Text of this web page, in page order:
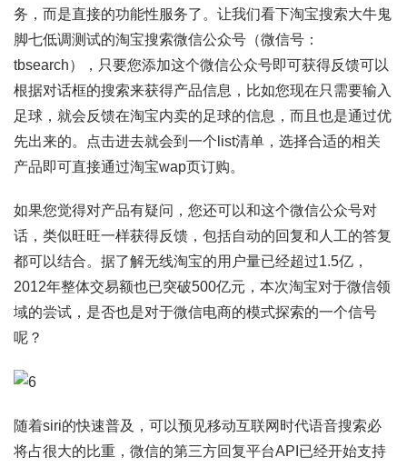
务，而是直接的功能性服务了。让我们看下淘宝搜索大牛鬼
脚七低调测试的淘宝搜索微信公众号（微信号：
tbsearch），只要您添加这个微信公众号即可获得反馈可以
根据对话框的搜索来获得产品信息，比如您现在只需要输入
足球，就会反馈在淘宝内卖的足球的信息，而且也是通过优
先出来的。点击进去就会到一个list清单，选择合适的相关
产品即可直接通过淘宝wap页订购。
如果您觉得对产品有疑问，您还可以和这个微信公众号对
话，类似旺旺一样获得反馈，包括自动的回复和人工的答复
都可以结合。据了解无线淘宝的用户量已经超过1.5亿，
2012年整体交易额也已突破500亿元，本次淘宝对于微信领
域的尝试，是否也是对于微信电商的模式探索的一个信号
呢？
随着siri的快速普及，可以预见移动互联网时代语音搜索必
将占很大的比重，微信的第三方回复平台API已经开始支持